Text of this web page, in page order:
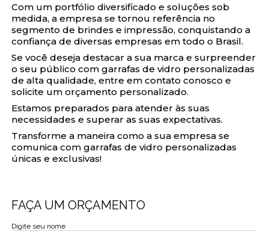
Com um portfólio diversificado e soluções sob
medida, a empresa se tornou referência no
segmento de brindes e impressão, conquistando a
confiança de diversas empresas em todo o Brasil.
Se você deseja destacar a sua marca e surpreender
o seu público com garrafas de vidro personalizadas
de alta qualidade, entre em contato conosco e
solicite um orçamento personalizado.
Estamos preparados para atender às suas
necessidades e superar as suas expectativas.
Transforme a maneira como a sua empresa se
comunica com garrafas de vidro personalizadas
únicas e exclusivas!
FAÇA UM ORÇAMENTO
Digite seu nome